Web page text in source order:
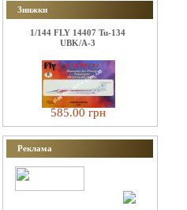
Знижки
1/144 FLY 14407 Tu-134
UBK/A-3
585.00 грн
Реклама